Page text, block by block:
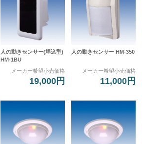
人の動きセンサー(埋込型)
HM-1BU
メーカー希望小売価格
19,000円
人の動きセンサー HM-350
メーカー希望小売価格
11,000円